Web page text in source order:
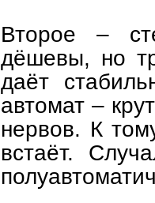
Второе –
дёшевы, но
даёт
автомат –
нервов. К
встаёт.